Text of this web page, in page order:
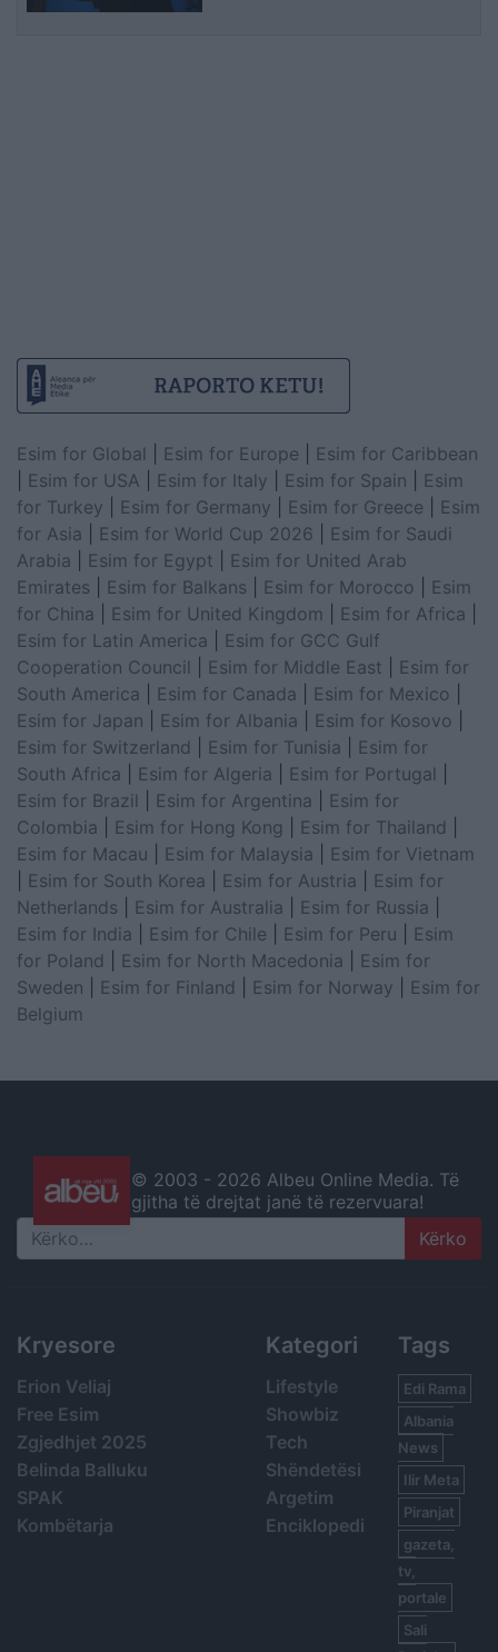
Esim for Global Esim for Europe
Esim for Caribbean
Esim for USA Esim for Italy Esim for Spain
Esim
for Turkey
Esim for Germany Esim for Greece
Esim
for Asia
Esim for World Cup 2026
Esim for Saudi
Arabia
Esim for Egypt
Esim for United Arab
Emirates
Esim for Balkans Esim for Morocco
Esim
for China
Esim for United Kingdom Esim for Africa
Esim for Latin America
Esim for GCC Gulf
Cooperation Council
Esim for Middle East
Esim for
South America
Esim for Canada Esim for Mexico
Esim for Japan
Esim for Albania Esim for Kosovo
Esim for Switzerland
Esim for Tunisia
Esim for
South Africa
Esim for Algeria Esim for Portugal
Esim for Brazil
Esim for Argentina
Esim for
Colombia
Esim for Hong Kong Esim for Thailand
Esim for Macau
Esim for Malaysia
Esim for Vietnam
Esim for South Korea Esim for Austria
Esim for
Netherlands
Esim for Australia Esim for Russia
Esim for India
Esim for Chile Esim for Peru
Esim
for Poland
Esim for North Macedonia
Esim for
Sweden
Esim for Finland Esim for Norway
Esim for
Belgium
© 2003 - 2026 Albeu Online Media. Të
gjitha të drejtat janë të rezervuara!
Search
Kryesore
Erion Veliaj
Free Esim
Zgjedhjet 2025
Belinda Balluku
SPAK
Kombëtarja
Kategori
Lifestyle
Showbiz
Tech
Shëndetësi
Argetim
Enciklopedi
Tags
Edi Rama
Albania
News
Ilir Meta
Piranjat
gazeta,
tv,
portale
Sali